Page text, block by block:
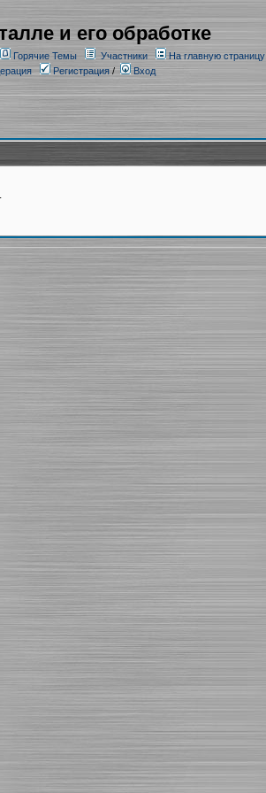
и его обработке
Горячие Темы Участники
На главную страницу
Регистрация/ Вход